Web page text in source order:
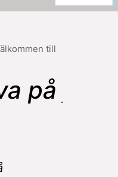
på